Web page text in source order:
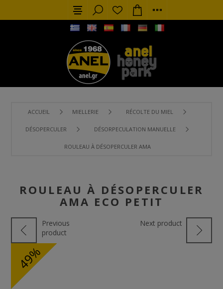
ACCUEIL MIELLERIE RÉCOLTE DU MIEL
DÉSOPERCULER DÉSORPECULATION MANUELLE
ROULEAU À DÉSOPERCULER AMA ECO PETIT
ROULEAU À DÉSOPERCULER
AMA ECO PETIT
Previous
product
Next product
49%